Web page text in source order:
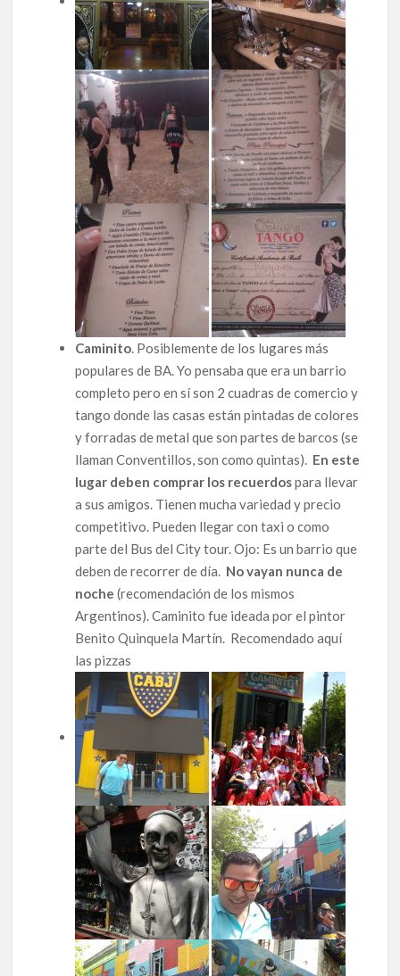
Caminito. Posiblemente de los lugares más
populares de BA. Yo pensaba que era un barrio
completo pero en sí son 2 cuadras de comercio y
tango donde las casas están pintadas de colores
y forradas de metal que son partes de barcos (se
llaman Conventillos, son como quintas). En este
lugar deben comprar los recuerdospara llevar
a sus amigos. Tienen mucha variedad y precio
competitivo. Pueden llegar con taxi o como
parte del Bus del City tour. Ojo: Es un barrio que
deben de recorrer de día. No vayan nunca de
noche (recomendación de los mismos
Argentinos). Caminito fue ideada por el pintor
Benito Quinquela Martín. Recomendado aquí
las pizzas